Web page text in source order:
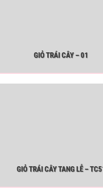
GIỎ TRÁI CÂY – 01
GIỎ TRÁI CÂY TANG LỄ –